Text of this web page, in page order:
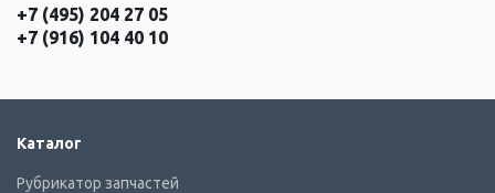
+7 (495) 204 27 05
+7 (916) 104 40 10
Каталог
Рубрикатор запчастей